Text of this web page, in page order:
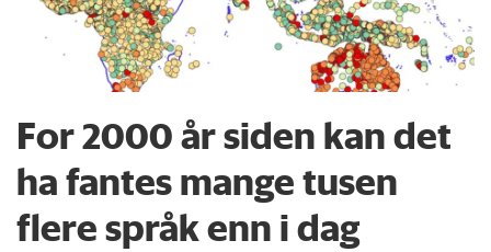
For 2000 år siden kan det
ha fantes mange tusen
flere språk enn i dag